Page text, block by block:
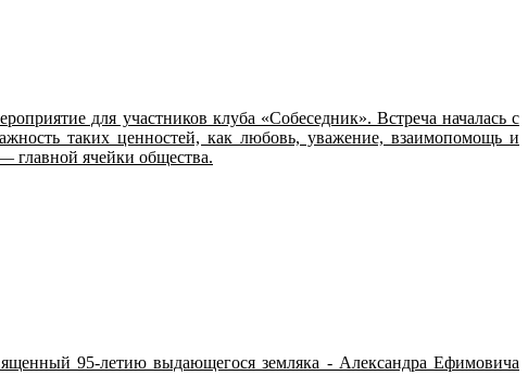
для участников клуба «Собеседник». Встреча началась с
таких ценностей, как любовь, уважение, взаимопомощь и
главной ячейки общества.
95-летию выдающегося земляка - Александра Ефимовича